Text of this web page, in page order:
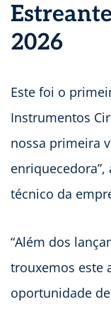
2026
Este foi o
Instrumentos
nossa primeira
técnico da
“Além dos
trouxemos este
oportunidade